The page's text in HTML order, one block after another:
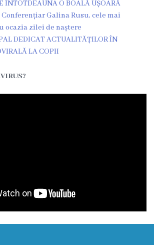
ÎNTOTDEAUNA O BOALĂ UȘOARĂ
Galina Rusu, cele mai
ocazia zilei de naștere
DEDICAT ACTUALITĂȚILOR ÎN
LA COPII